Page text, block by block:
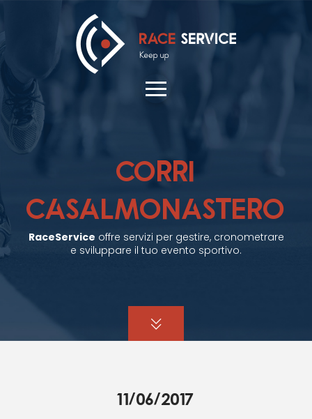
CORRI
CASALMONASTERO
RaceService offre servizi per gestire, cronometrare
e sviluppare il tuo evento sportivo.
11/06/2017